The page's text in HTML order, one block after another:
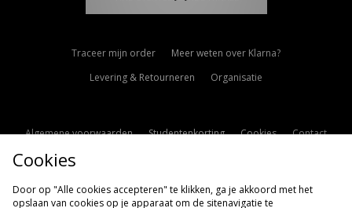
Traceer mijn order
Meer weten over Klarna?
Levering & Retourneren
Organisatie
Algemene voorwaarden Studentenkorting Cookies
Contact
Cookie Instellingen
Cookies
Door op "Alle cookies accepteren" te klikken, ga je akkoord met het
opslaan van cookies op je apparaat om de sitenavigatie te